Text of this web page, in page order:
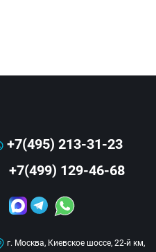
+7(495) 213-31-23
+7(499) 129-46-68
г. Москва, Киевское шоссе, 22-й км,